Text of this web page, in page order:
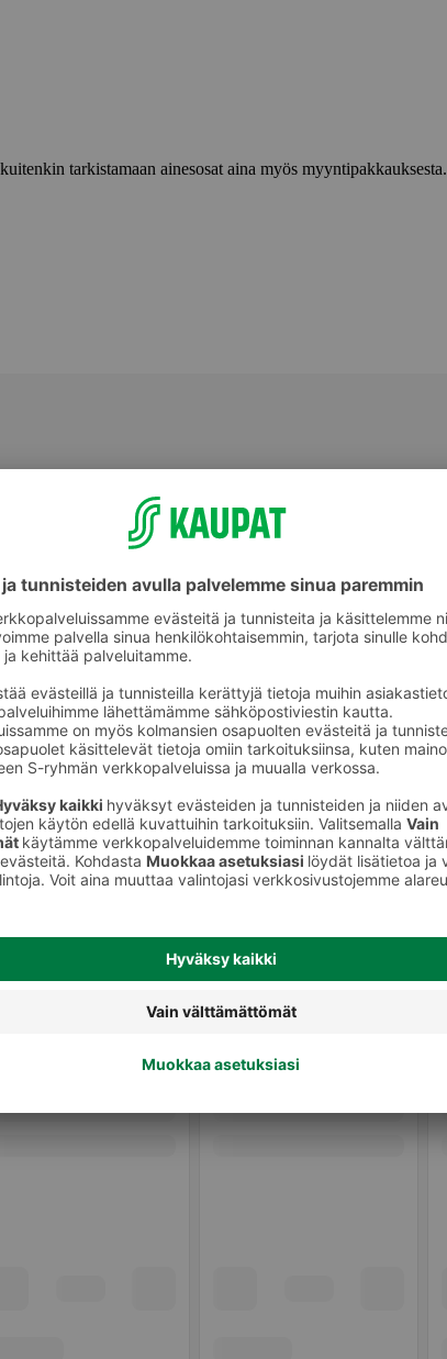
tarkistamaan ainesosat aina myös myyntipakkauksesta.
Valmiit ateriat ja aterian osat